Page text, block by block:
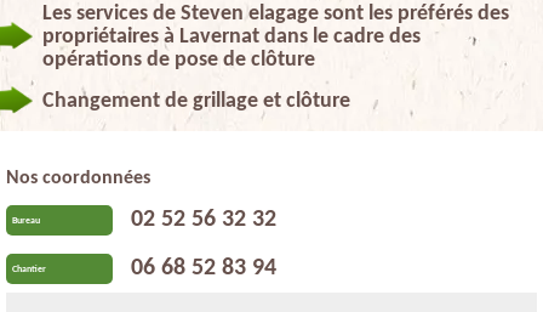
Les services de Steven elagage sont les préférés des
propriétaires à Lavernat dans le cadre des
opérations de pose de clôture
Changement de grillage et clôture
Nos coordonnées
Bureau 02 52 56 32 32
Chantier 06 68 52 83 94